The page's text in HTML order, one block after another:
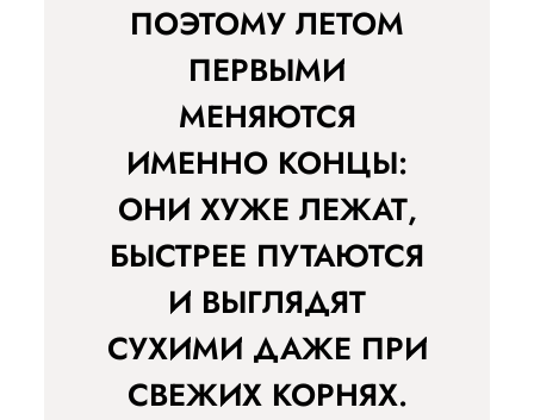
ПОЭТОМУ ЛЕТОМ
ПЕРВЫМИ
МЕНЯЮТСЯ
ИМЕННО КОНЦЫ:
ОНИ ХУЖЕ ЛЕЖАТ,
БЫСТРЕЕ ПУТАЮТСЯ
И ВЫГЛЯДЯТ
СУХИМИ ДАЖЕ ПРИ
СВЕЖИХ КОРНЯХ.